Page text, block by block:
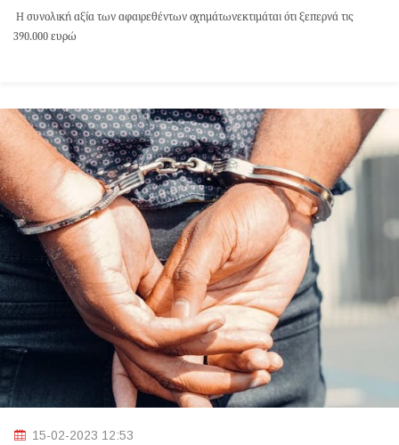
Η συνολική αξία των αφαιρεθέντων οχημάτωνεκτιμάται ότι ξεπερνά τις
390.000 ευρώ
15-02-2023 12:53